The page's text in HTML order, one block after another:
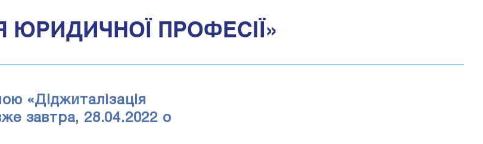
ЮРИДИЧНОЇ ПРОФЕСІЇ»
«Діджиталізація
завтра, 28.04.2022 о